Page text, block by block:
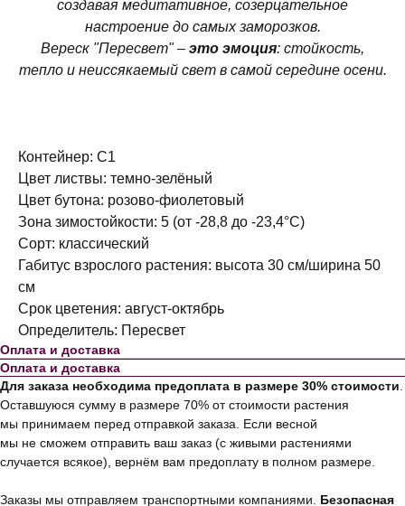
создавая медитативное, созерцательное
настроение до самых заморозков.
Вереск "Пересвет" – это эмоция: стойкость,
тепло и неиссякаемый свет в самой середине осени.
Контейнер: С1
Цвет листвы: темно-зелёный
Цвет бутона: розово-фиолетовый
Зона зимостойкости: 5 (от -28,8 до -23,4°C)
Сорт: классический
Габитус взрослого растения: высота 30 см/ширина 50
см
Срок цветения: август-октябрь
Определитель: Пересвет
Оплата и доставка
Оплата и доставка
Для заказа необходима предоплата в размере 30% стоимости.
Оставшуюся сумму в размере 70% от стоимости растения
мы принимаем перед отправкой заказа. Если весной
мы не сможем отправить ваш заказ (с живыми растениями
случается всякое), вернём вам предоплату в полном размере.
Заказы мы отправляем транспортными компаниями. Безопасная